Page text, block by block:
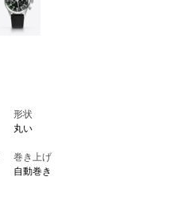
形状
丸い
巻き上げ
自動巻き